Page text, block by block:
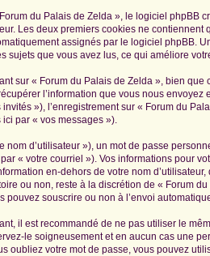
du Palais de Zelda », le logiciel phpBB
Les deux premiers cookies ne
assignés par le logiciel phpBB.
sujets que vous avez lus, ce qui améliore
sur « Forum du Palais de Zelda », bien
l’information que vous nous envoyez
»), l’enregistrement sur « Forum du
par « vos messages »).
d’utilisateur »), un mot de passe
« votre courriel »). Vos informations pour
en-dehors de votre nom
ou non, reste à la discrétion de « Forum
souscrire ou non à l’envoi
il est recommandé de ne pas utiliser le
le soigneusement et en aucun cas une
votre mot de passe, vous pouvez